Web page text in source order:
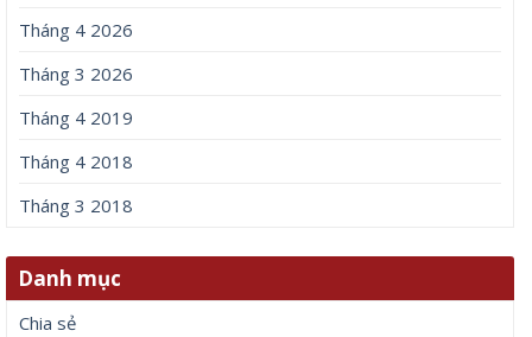
Tháng 4 2026
Tháng 3 2026
Tháng 4 2019
Tháng 4 2018
Tháng 3 2018
Danh mục
Chia sẻ